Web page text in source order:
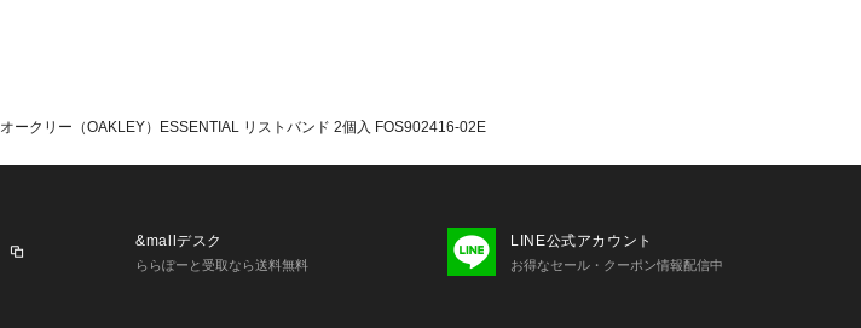
オークリー（OAKLEY）ESSENTIAL リストバンド 2個入 FOS902416-02E
&mallデスク
ららぽーと受取なら送料無料
LINE公式アカウント
お得なセール・クーポン情報配信中